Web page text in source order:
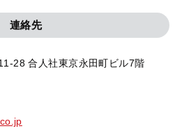
連絡先
28 合人社東京永田町ビル7階